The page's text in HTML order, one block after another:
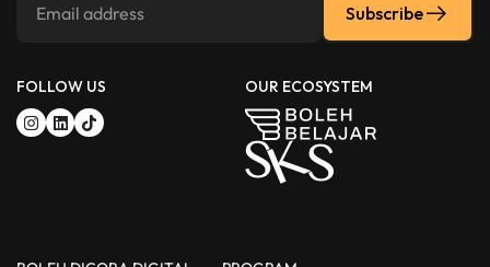
Subscribe
FOLLOW US OUR ECOSYSTEM